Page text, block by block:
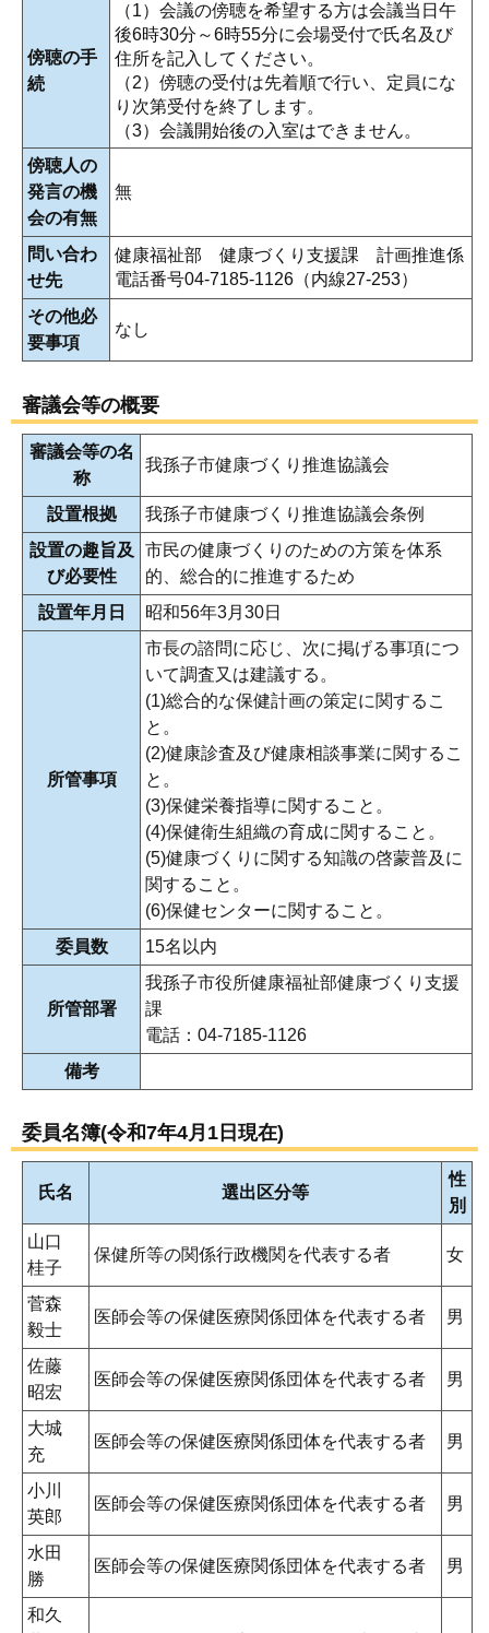
傍聴の手
続
（1）会議の傍聴を希望する方は会議当日午
後6時30分～6時55分に会場受付で氏名及び
住所を記入してください。
（2）傍聴の受付は先着順で行い、定員にな
り次第受付を終了します。
（3）会議開始後の入室はできません。
傍聴人の
発言の機
会の有無
無
問い合わ
せ先
健康福祉部 健康づくり支援課 計画推進係
電話番号04-7185-1126（内線27-253）
その他必
要事項
なし
審議会等の概要
審議会等の名
称
我孫子市健康づくり推進協議会
設置根拠
我孫子市健康づくり推進協議会条例
設置の趣旨及
び必要性
市民の健康づくりのための方策を体系
的、総合的に推進するため
設置年月日
昭和56年3月30日
所管事項
市長の諮問に応じ、次に掲げる事項につ
いて調査又は建議する。
(1)総合的な保健計画の策定に関するこ
と。
(2)健康診査及び健康相談事業に関するこ
と。
(3)保健栄養指導に関すること。
(4)保健衛生組織の育成に関すること。
(5)健康づくりに関する知識の啓蒙普及に
関すること。
(6)保健センターに関すること。
委員数
15名以内
所管部署
我孫子市役所健康福祉部健康づくり支援
課
電話：04-7185-1126
備考
委員名簿(令和7年4月1日現在)
氏名 選出区分等
性
別
山口
桂子
保健所等の関係行政機関を代表する者 女
菅森
毅士
医師会等の保健医療関係団体を代表する者 男
佐藤
昭宏
医師会等の保健医療関係団体を代表する者 男
大城
充
医師会等の保健医療関係団体を代表する者 男
小川
英郎
医師会等の保健医療関係団体を代表する者 男
水田
勝
医師会等の保健医療関係団体を代表する者 男
和久